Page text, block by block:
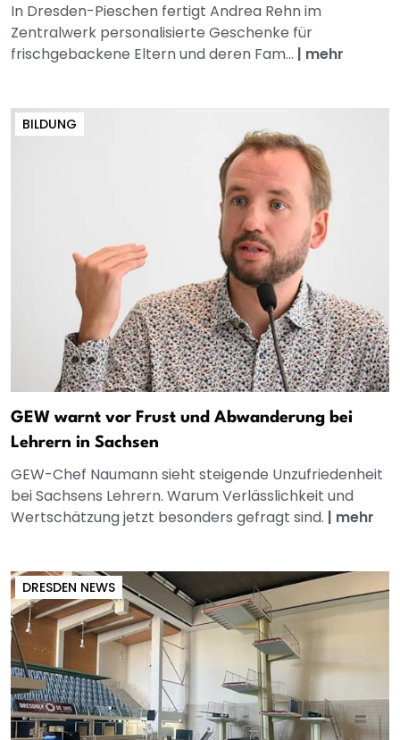
In Dresden-Pieschen fertigt Andrea Rehn im
Zentralwerk personalisierte Geschenke für
frischgebackene Eltern und deren Fam... | mehr
BILDUNG
GEW warnt vor Frust und Abwanderung bei
Lehrern in Sachsen
GEW-Chef Naumann sieht steigende Unzufriedenheit
bei Sachsens Lehrern. Warum Verlässlichkeit und
Wertschätzung jetzt besonders gefragt sind. | mehr
DRESDEN NEWS